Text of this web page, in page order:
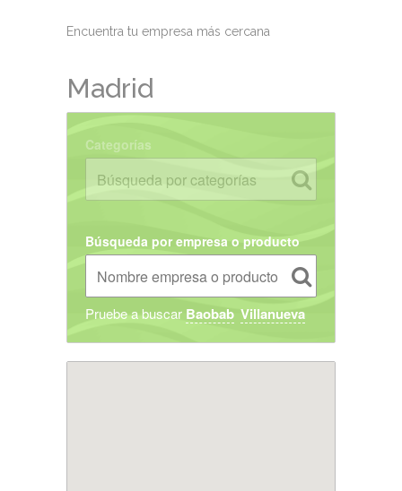
Encuentra tu empresa más cercana
Madrid
Categorías
Búsqueda por empresa o producto
Pruebe a buscar Baobab Villanueva